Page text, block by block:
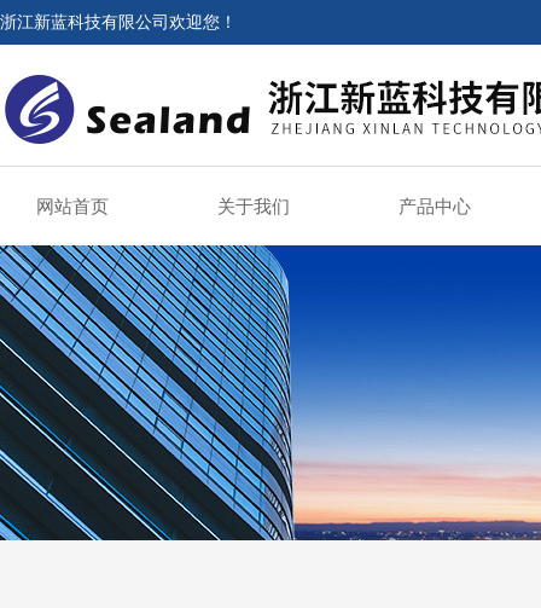
浙江新蓝科技有限公司欢迎您！
网站首页 关于我们 产品中心